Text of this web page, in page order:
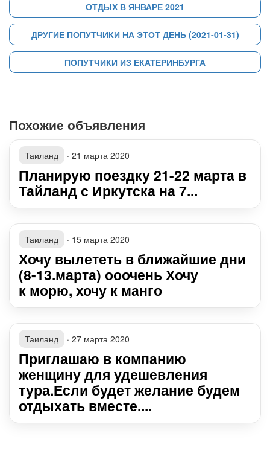
ОТДЫХ В ЯНВАРЕ 2021
ДРУГИЕ ПОПУТЧИКИ НА ЭТОТ ДЕНЬ (2021-01-31)
ПОПУТЧИКИ ИЗ ЕКАТЕРИНБУРГА
Похожие объявления
Таиланд · 21 марта 2020
Планирую поездку 21-22 марта в
Тайланд с Иркутска на 7...
Таиланд · 15 марта 2020
Хочу вылететь в ближайшие дни
(8-13.марта) ооочень Хочу
к морю, хочу к манго
Таиланд · 27 марта 2020
Приглашаю в компанию
женщину для удешевления
тура.Если будет желание будем
отдыхать вместе....